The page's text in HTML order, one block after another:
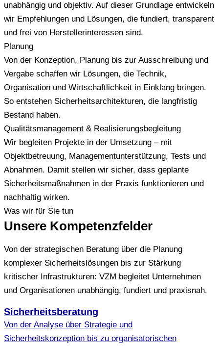
unabhängig und objektiv. Auf dieser Grundlage entwickeln
wir Empfehlungen und Lösungen, die fundiert, transparent
und frei von Herstellerinteressen sind.
Planung
Von der Konzeption, Planung bis zur Ausschreibung und
Vergabe schaffen wir Lösungen, die Technik,
Organisation und Wirtschaftlichkeit in Einklang bringen.
So entstehen Sicherheitsarchitekturen, die langfristig
Bestand haben.
Qualitätsmanagement & Realisierungsbegleitung
Wir begleiten Projekte in der Umsetzung – mit
Objektbetreuung, Managementunterstützung, Tests und
Abnahmen. Damit stellen wir sicher, dass geplante
Sicherheitsmaßnahmen in der Praxis funktionieren und
nachhaltig wirken.
Was wir für Sie tun
Unsere Kompetenzfelder
Von der strategischen Beratung über die Planung
komplexer Sicherheitslösungen bis zur Stärkung
kritischer Infrastrukturen: VZM begleitet Unternehmen
und Organisationen unabhängig, fundiert und praxisnah.
Sicherheitsberatung
Von der Analyse über Strategie und
Sicherheitskonzeption bis zu organisatorischen